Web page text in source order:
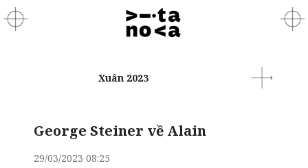
Xuân 2023
George Steiner về Alain
29/03/2023 08:25